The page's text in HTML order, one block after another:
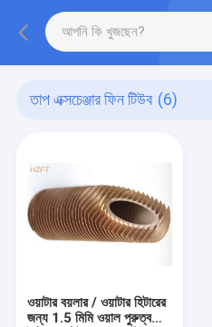
তাপ এক্সচেঞ্জার ফিন টিউব (6)
ওয়াটার বয়লার / ওয়াটার হিটারের
জন্য 1.5 মিমি ওয়াল পুরুত্ব